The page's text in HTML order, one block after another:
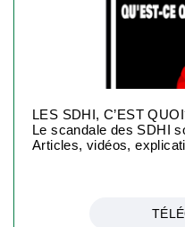
LES SDHI, C’EST
Le scandale des SDHI
Articles, vidéos,